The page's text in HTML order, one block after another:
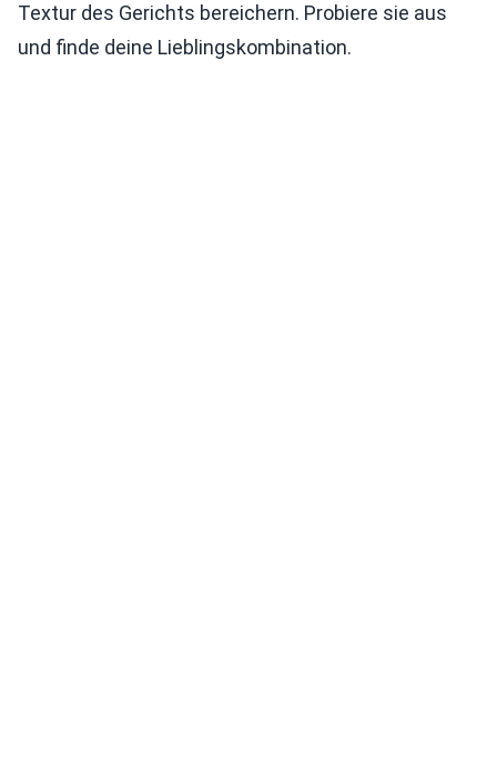
Textur des Gerichts bereichern. Probiere sie aus
und finde deine Lieblingskombination.